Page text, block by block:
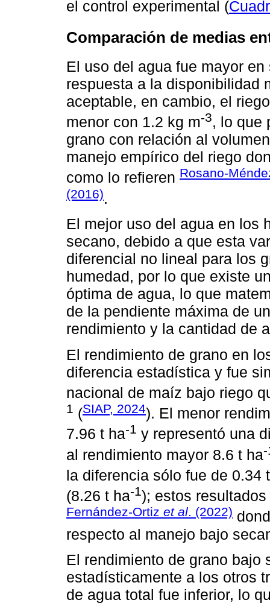
el control experimental (
Comparación de medias
El uso del agua fue mayor
respuesta a la disponibilidad
aceptable, en cambio, el
menor con 1.2 kg m-3, lo que
grano con relación al
manejo empírico del riego
como lo refieren Rosano-
(2016).
El mejor uso del agua en los
secano, debido a que esta
diferencial no lineal para los
humedad, por lo que existe
óptima de agua, lo que
de la pendiente máxima de
rendimiento y la cantidad de
El rendimiento de grano en
diferencia estadística y fue
nacional de maíz bajo riego
1 (SIAP, 2024). El menor
7.96 t ha-1 y representó una
al rendimiento mayor 8.6 t ha
la diferencia sólo fue de 0.34
(8.26 t ha-1); estos
Fernández-Ortiz et al. (2022)
respecto al manejo bajo
El rendimiento de grano bajo
estadísticamente a los otros
de agua total fue inferior, lo